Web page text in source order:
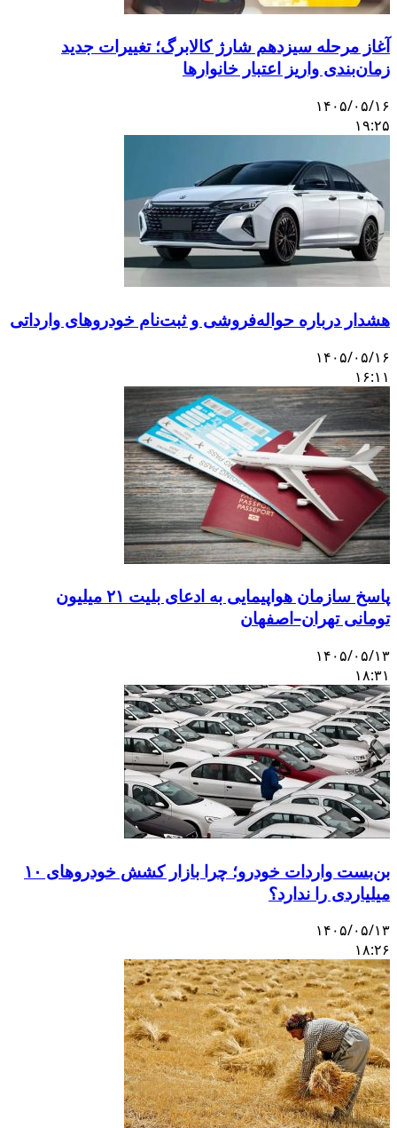
آغاز مرحله سیزدهم شارژ کالابرگ؛ تغییرات جدید
زمان‌بندی واریز اعتبار خانوارها
۱۴۰۵/۰۵/۱۶
۱۹:۲۵
هشدار درباره حواله‌فروشی و ثبت‌نام خودروهای وارداتی
۱۴۰۵/۰۵/۱۶
۱۶:۱۱
پاسخ سازمان هواپیمایی به ادعای بلیت ۲۱ میلیون
تومانی تهران–اصفهان
۱۴۰۵/۰۵/۱۳
۱۸:۳۱
بن‌بست واردات خودرو؛ چرا بازار کشش خودروهای ۱۰
میلیاردی را ندارد؟
۱۴۰۵/۰۵/۱۳
۱۸:۲۶